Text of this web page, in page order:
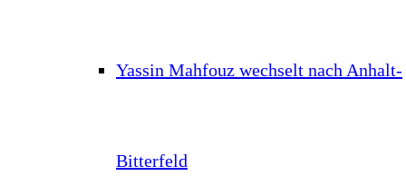
Yassin Mahfouz wechselt nach Anhalt-
Bitterfeld